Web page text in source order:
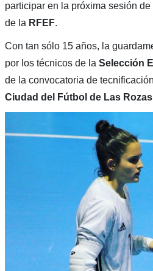
participar en la próxima sesión
de la RFEF.
Con tan sólo 15 años, la
por los técnicos de la Selección
de la convocatoria de
Ciudad del Fútbol de Las Rozas